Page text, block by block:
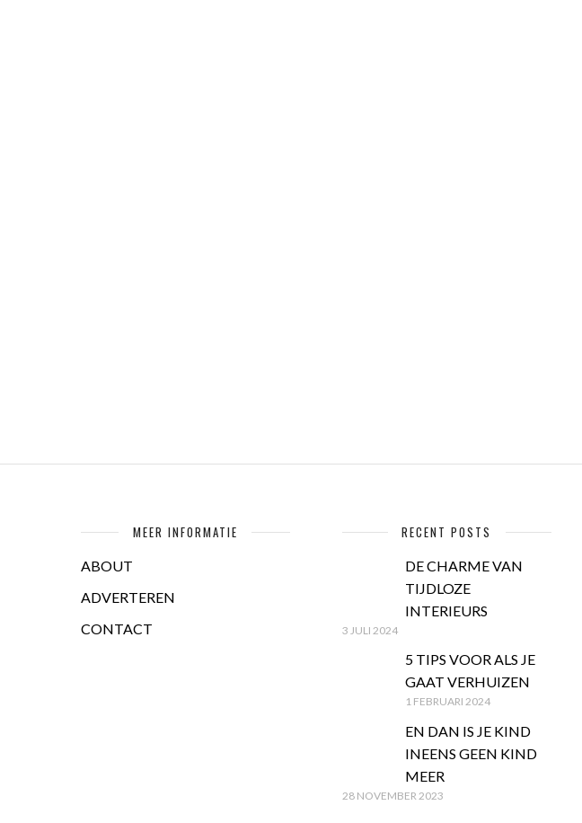
MEER INFORMATIE
ABOUT
ADVERTEREN
CONTACT
RECENT POSTS
DE CHARME VAN
TIJDLOZE
INTERIEURS
3 JULI 2024
5 TIPS VOOR ALS JE
GAAT VERHUIZEN
1 FEBRUARI 2024
EN DAN IS JE KIND
INEENS GEEN KIND
MEER
28 NOVEMBER 2023